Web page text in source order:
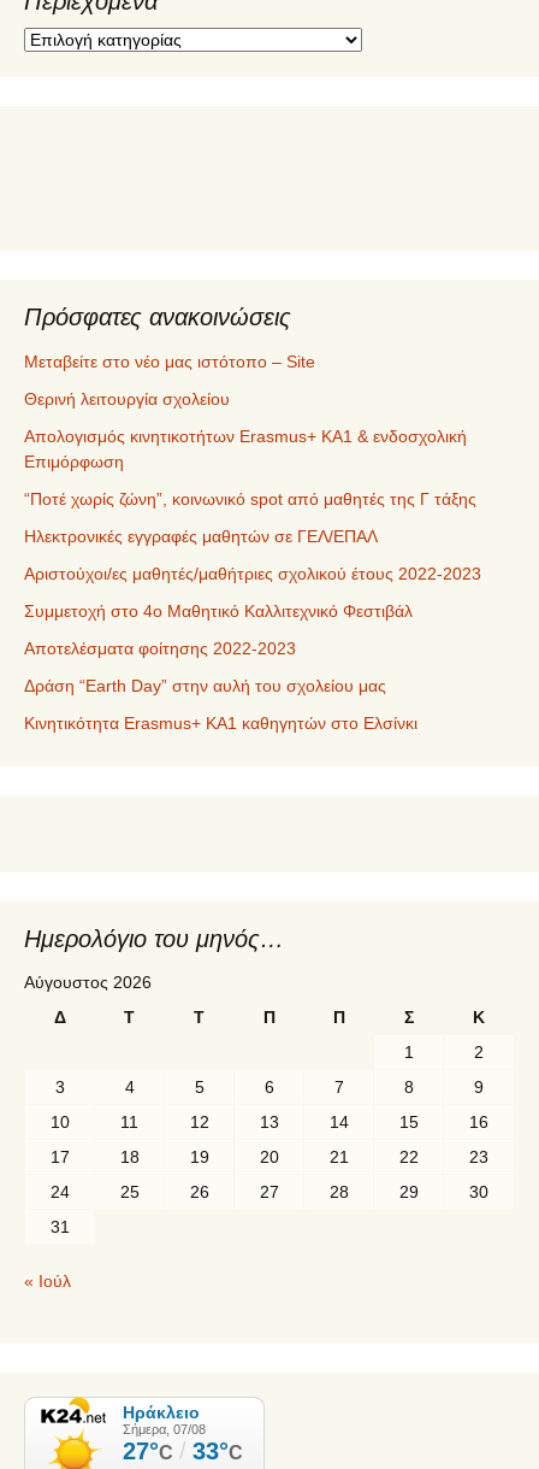
Π
Πρόσφατες ανακοινώσεις
Μεταβείτε στο νέο μας ιστότοπο – Site
Θερινή λειτουργία σχολείου
Απολογισμός κινητικοτήτων Erasmus+ ΚΑ1 & ενδοσχολική
Επιμόρφωση
“Ποτέ χωρίς ζώνη”, κοινωνικό spot από μαθητές της Γ τάξης
Ηλεκτρονικές εγγραφές μαθητών σε ΓΕΛ/ΕΠΑΛ
Αριστούχοι/ες μαθητές/μαθήτριες σχολικού έτους 2022-2023
Συμμετοχή στο 4ο Μαθητικό Καλλιτεχνικό Φεστιβάλ
Αποτελέσματα φοίτησης 2022-2023
Δράση “Earth Day” στην αυλή του σχολείου μας
Κινητικότητα Erasmus+ KA1 καθηγητών στο Ελσίνκι
Ημερολόγιο του μηνός…
Αύγουστος 2026
Δ
Τ Τ Π Π Σ
Κ
1
2
3
4 5 6 7 8
9
10
11 12 13 14 15
16
17
18 19 20 21 22
23
24
25 26 27 28 29
30
31
« Ιούλ